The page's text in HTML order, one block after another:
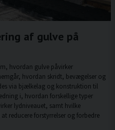
af gulve på
hvordan gulve påvirker
hvordan skridt, bevægelser og
via bjælkelag og konstruktion til
i, hvordan forskellige typer
lydniveauet, samt hvilke
reducere forstyrrelser og forbedre